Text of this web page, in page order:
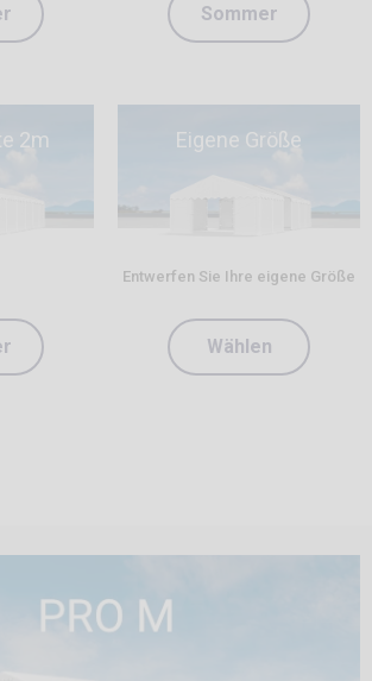
Sommer
2m Eigene Größe
Entwerfen Sie Ihre eigene Größe
Wählen